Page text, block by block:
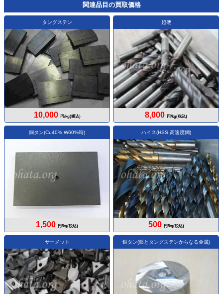
関連品目の買取価格
タングステン
10,000 円/kg(税込)
超硬
8,000 円/kg(税込)
銅タン(Cu40%,W60%時)
1,500 円/kg(税込)
ハイス(HSS,高速度鋼)
500 円/kg(税込)
サーメット 銀タン(銀とタングステンからなる金属)